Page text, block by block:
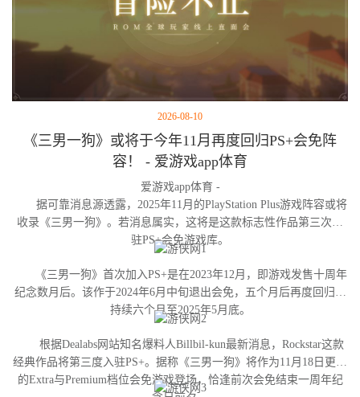
2026-08-10
《三男一狗》或将于今年11月再度回归PS+会免阵
容！ - 爱游戏app体育
爱游戏app体育 -
据可靠消息源透露，2025年11月的PlayStation Plus游戏阵容或将
收录《三男一狗》。若消息属实，这将是这款标志性作品第三次进
驻PS+会免游戏库。
《三男一狗》首次加入PS+是在2023年12月，即游戏发售十周年
纪念数月后。该作于2024年6月中旬退出会免，五个月后再度回归并
持续六个月至2025年5月底。
根据Dealabs网站知名爆料人Billbil-kun最新消息，Rockstar这款
经典作品将第三度入驻PS+。据称《三男一狗》将作为11月18日更新
的Extra与Premium档位会免游戏登场，恰逢前次会免结束一周年纪